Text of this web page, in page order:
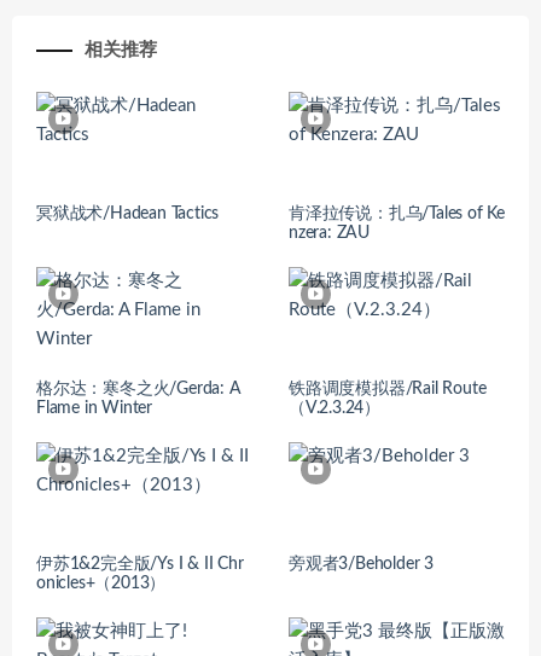
相关推荐
冥狱战术/Hadean Tactics
肯泽拉传说：扎乌/Tales of Ke
nzera: ZAU
格尔达：寒冬之火/Gerda: A
Flame in Winter
铁路调度模拟器/Rail Route
（V.2.3.24）
伊苏1&2完全版/Ys I & II Chr
onicles+（2013）
旁观者3/Beholder 3